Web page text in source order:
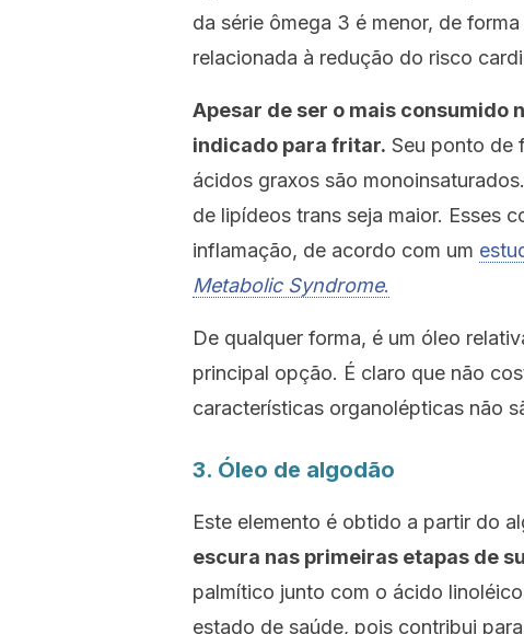
da série ômega 3 é menor, de
relacionada à redução do risco
Apesar de ser o mais consumido
indicado para fritar. Seu ponto de
ácidos graxos são
de lipídeos trans seja maior. Esses
inflamação, de acordo com um
Metabolic Syndrome.
De qualquer forma, é um óleo
principal opção. É claro que não
características organolépticas não
3. Óleo de algodão
Este elemento é obtido a partir do
escura nas primeiras etapas de
palmítico junto com o ácido
estado de saúde, pois contribui